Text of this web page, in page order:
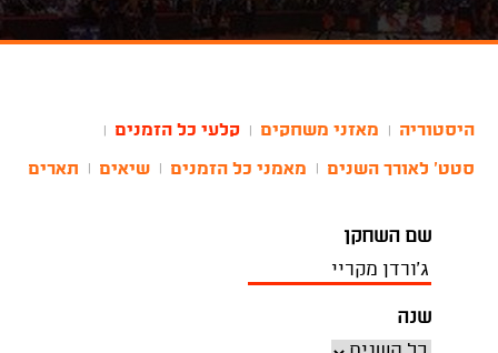
היסטוריה מאזני משחקים קלעי כל הזמנים
סטט' לאורך השנים מאמני כל הזמנים שיאים תארים
שם השחקן
שנה